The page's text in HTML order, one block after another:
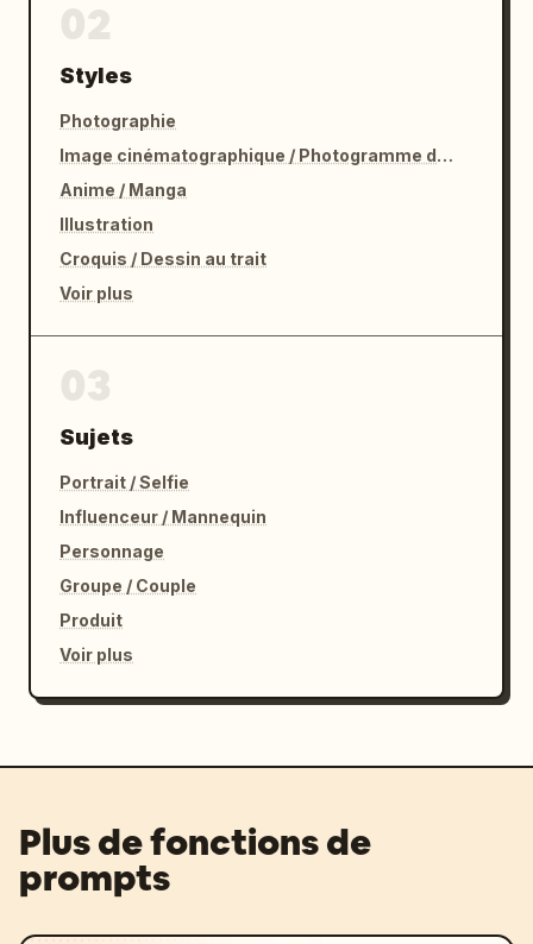
Styles
Photographie
Image cinématographique / Photogramme de film
Anime / Manga
Illustration
Croquis / Dessin au trait
Voir plus
Sujets
Portrait / Selfie
Influenceur / Mannequin
Personnage
Groupe / Couple
Produit
Voir plus
Plus de fonctions de
prompts